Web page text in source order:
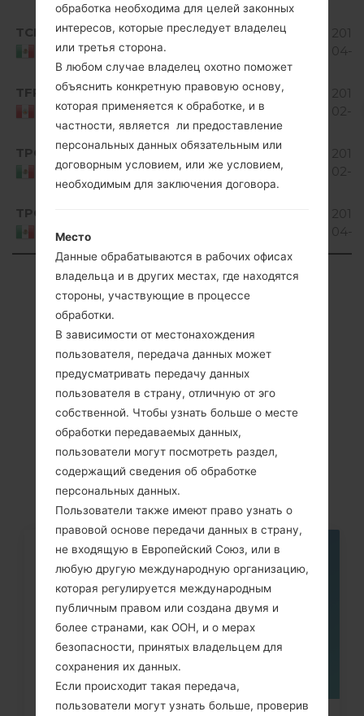
TCL
Mexico
D120G10A_08.kdz
Android
2019-
04-11
TFP
Peru
D120G10A_00.kdz
Android
4.4.x
KitKat
784.86
2017-
02-
TPO
Mexico
D120G10A_07.kdz
Android
4.4.x
KitKat
810.23
MiB
2017-
02-
TPO
Mexico
2019-
04-
Showing 1 to 5 of 5 entries
Previous
Cтатьи
LGD120G(LGD120G)
akaLG L30
МАЯ
обработка необходима для целей законных
интересов, которые преследует владелец
или третья сторона.
В любом случае владелец охотно поможет
объяснить конкретную правовую основу,
которая применяется к обработке, и в
частности, является ли предоставление
персональных данных обязательным или
договорным условием, или же условием,
необходимым для заключения договора.
Место
Данные обрабатываются в рабочих офисах
владельца и в других местах, где находятся
стороны, участвующие в процессе
обработки.
В зависимости от местонахождения
пользователя, передача данных может
предусматривать передачу данных
пользователя в страну, отличную от эго
собственной. Чтобы узнать больше о месте
обработки передаваемых данных,
пользователи могут посмотреть раздел,
содержащий сведения об обработке
персональных данных.
Пользователи также имеют право узнать о
правовой основе передачи данных в страну,
не входящую в Европейский Союз, или в
любую другую международную организацию,
которая регулируется международным
публичным правом или создана двумя и
более странами, как ООН, и о мерах
безопасности, принятых владельцем для
сохранения их данных.
Если происходит такая передача,
пользователи могут узнать больше, проверив